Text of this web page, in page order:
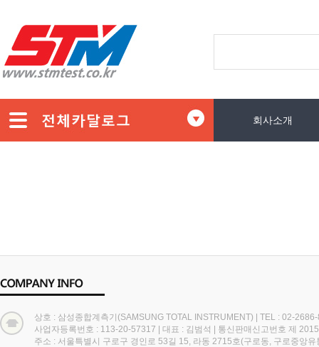
회사소개
상호 : 삼성종합계측기(SAMSUNG TOTAL INSTRUMENT) | TEL : 02-
사업자등록번호 : 113-20-57317 | 대표 : 김범석 | 통신판매신고번호 제
주소 : 서울특별시 구로구 경인로 53길 15, 라동 2715호(구로동, 구로중앙유